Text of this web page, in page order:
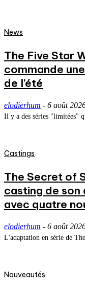
News
The Five Star
commande
de l’été
elodierhum - 6 août
Il y a des séries "limitées"
Castings
The Secret of
casting de son
avec quatre
elodierhum - 6 août
L'adaptation en série de
Nouveautés